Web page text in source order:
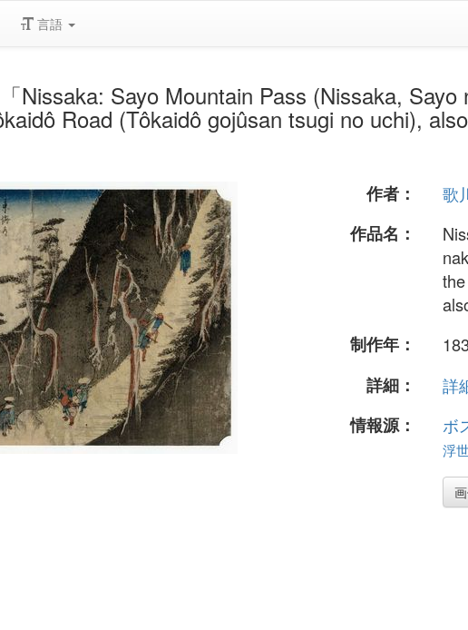
言語
Nissaka: Sayo Mountain Pass (Nissaka,
Road (Tôkaidô gojûsan tsugi no uchi),
作者：
歌
作品名：
制作年：
詳細：
詳
情報源：
ボ
浮